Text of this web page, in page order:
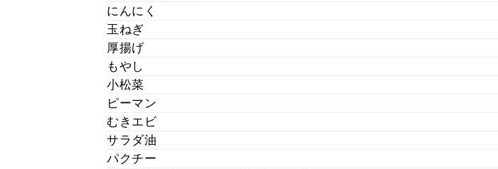
にんにく
玉ねぎ
厚揚げ
もやし
小松菜
ピーマン
むきエビ
サラダ油
パクチー